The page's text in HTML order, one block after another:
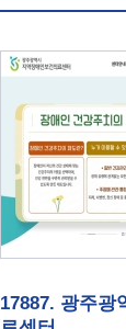
17887. 광주광